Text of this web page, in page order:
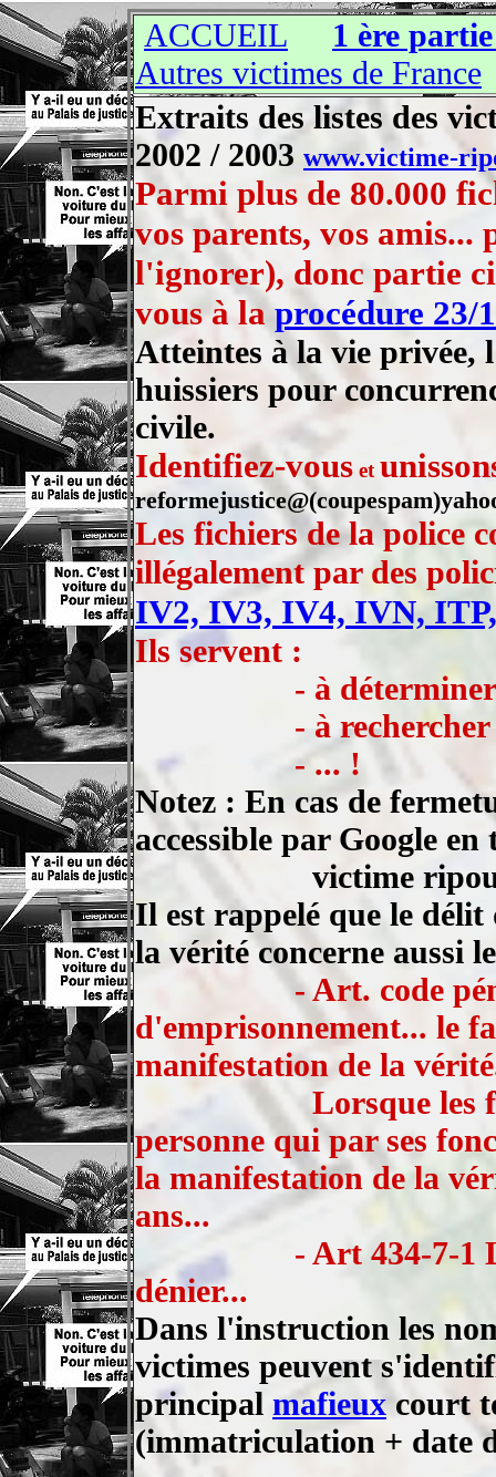
ACCUEIL
1 ère
Autres victimes de France
Extraits des listes des
2002 / 2003 www.victime-
Parmi plus de 80.000
vos parents, vos amis...
l'ignorer), donc partie
vous à laprocédure 23/
Atteintes à la vie
huissiers pour
civile.
Identifiez-vous et
Les fichiers de la police
illégalement par des
IV2, IV3, IV4, IVN,
Ils servent :
- à déterminer le
- à rechercher les
- ... !
Notez : En cas de
accessible par Google
victime ripou
Il est rappelé que le
la vérité concerne aussi
- Art. code
d'emprisonnement... le
manifestation de la
Lorsque les
personne qui par ses
la manifestation de la
ans...
- Art 434-7-1
dénier...
Dans l'instruction les
victimes peuvent
principal mafieux court
(immatriculation + date